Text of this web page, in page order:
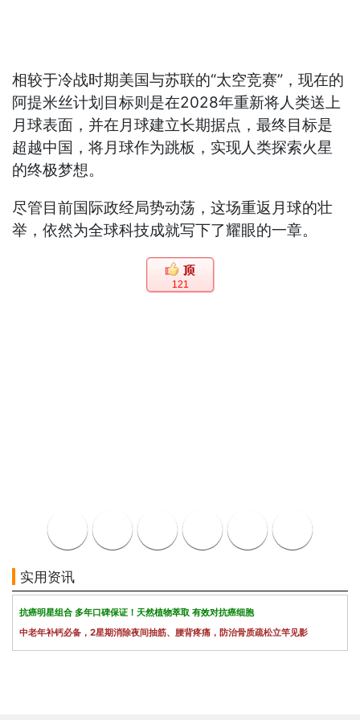
相较于冷战时期美国与苏联的“太空竞赛”，现在的
阿提米丝计划目标则是在2028年重新将人类送上
月球表面，并在月球建立长期据点，最终目标是
超越中国，将月球作为跳板，实现人类探索火星
的终极梦想。
尽管目前国际政经局势动荡，这场重返月球的壮
举，依然为全球科技成就写下了耀眼的一章。
121
实用资讯
抗癌明星组合 多年口碑保证！天然植物萃取 有效对抗癌细胞
中老年补钙必备，2星期消除夜间抽筋、腰背疼痛，防治骨质疏松立竿见影